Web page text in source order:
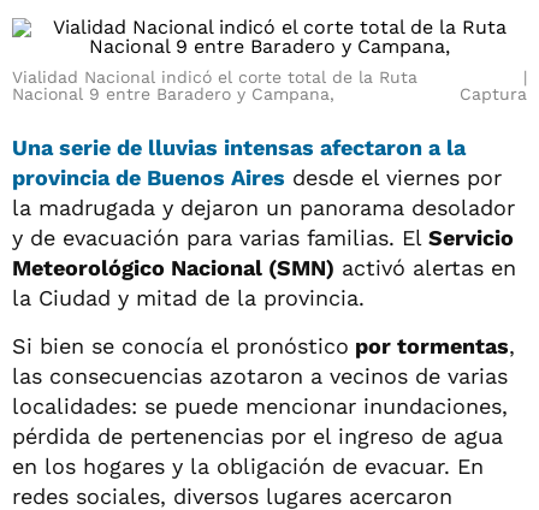
Vialidad Nacional indicó el corte total de la Ruta
Nacional 9 entre Baradero y Campana,
Captura
Una serie de lluvias intensas afectaron a la
provincia de Buenos Aires desde el viernes por
la madrugada y dejaron un panorama desolador
y de evacuación para varias familias. El Servicio
Meteorológico Nacional (SMN) activó alertas en
la Ciudad y mitad de la provincia.
Si bien se conocía el pronóstico por tormentas,
las consecuencias azotaron a vecinos de varias
localidades: se puede mencionar inundaciones,
pérdida de pertenencias por el ingreso de agua
en los hogares y la obligación de evacuar. En
redes sociales, diversos lugares acercaron